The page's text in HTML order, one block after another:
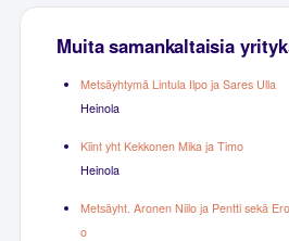
Muita samankaltaisia
Metsäyhtymä Lintula Ilpo ja Sares Ulla
Heinola
Kiint yht Kekkonen Mika ja Timo
Heinola
Metsäyht. Aronen Niilo ja Pentti sekä
o